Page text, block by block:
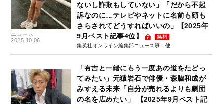
ニュース
2025.10.06
ないし詐欺もしていない」「だから不起
訴なのに…テレビやネットに名前も顔も
さらされてどうすればいいの」【2025年
9月ベスト記事4位】
無料
集英社オンライン編集部ニュース班
「有吉と一緒にもう一度あの道をたどっ
てみたい」元猿岩石で俳優・森脇和成が
みすえる未来「自分が売れるよりも劇団
の名を広めたい」 【2025年9月ベスト記